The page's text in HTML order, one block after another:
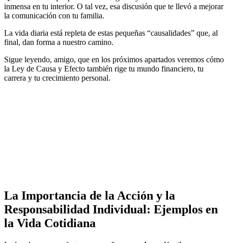
inmensa en tu interior. O tal vez, esa discusión que te llevó a mejorar
la comunicación con tu familia.
La vida diaria está repleta de estas pequeñas “causalidades” que, al
final, dan forma a nuestro camino.
Sigue leyendo, amigo, que en los próximos apartados veremos cómo
la Ley de Causa y Efecto también rige tu mundo financiero, tu
carrera y tu crecimiento personal.
La Importancia de la Acción y la
Responsabilidad Individual: Ejemplos en
la Vida Cotidiana